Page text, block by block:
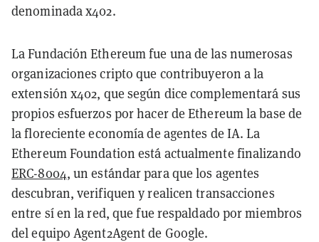
denominada x402.
La Fundación Ethereum fue una de las numerosas
organizaciones cripto que contribuyeron a la
extensión x402, que según dice complementará sus
propios esfuerzos por hacer de Ethereum la base de
la floreciente economía de agentes de IA. La
Ethereum Foundation está actualmente finalizando
ERC-8004, un estándar para que los agentes
descubran, verifiquen y realicen transacciones
entre sí en la red, que fue respaldado por miembros
del equipo Agent2Agent de Google.